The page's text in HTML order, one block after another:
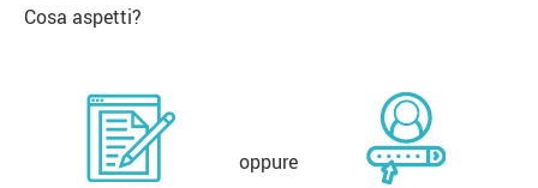
Cosa aspetti?
oppure